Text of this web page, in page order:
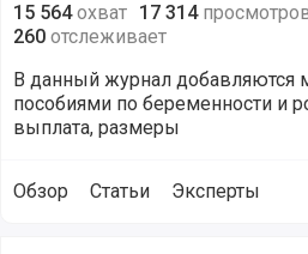
15 564 охват 17 314
260 отслеживает
В данный журнал добавляются
пособиями по беременности и
выплата, размеры
Обзор Статьи Эксперты